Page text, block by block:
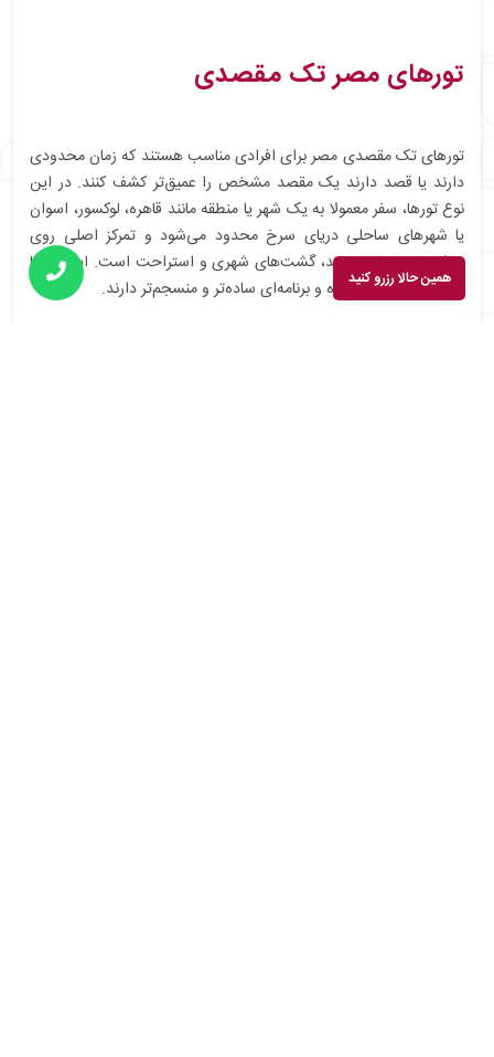
تورهای مصر تک مقصدی
تورهای تک‌ مقصدی مصر برای افرادی مناسب هستند که زمان محدودی
دارند یا قصد دارند یک مقصد مشخص را عمیق‌تر کشف کنند. در این
نوع تورها، سفر معمولا به یک شهر یا منطقه مانند قاهره، لوکسور، اسوان
یا شهرهای ساحلی دریای سرخ محدود می‌شود و تمرکز اصلی روی
جاذبه‌های همان مقصد، گشت‌های شهری و استراحت است. این تورها
معمولاً اقتصادی‌تر بوده و برنامه‌ای ساده‌تر و منسجم‌تر دارند.
همین حالا رزرو کنید